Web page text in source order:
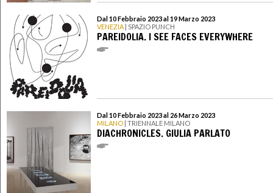
Dal 10 Febbraio 2023 al 19 Marzo 2023
VENEZIA | SPAZIO PUNCH
PAREIDOLIA. I SEE FACES EVERYWHERE
Dal 10 Febbraio 2023 al 26 Marzo 2023
MILANO | TRIENNALE MILANO
DIACHRONICLES. GIULIA PARLATO